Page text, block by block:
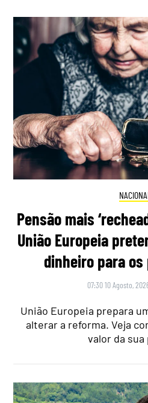
Pensão mais
União Europeia
dinheiro para
07:30 10 Agosto,
União Europeia prepara
alterar a reforma. Veja
valor da sua